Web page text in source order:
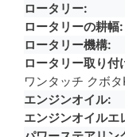
ロータリー
ロータリーの耕幅
ロータリー機構
ロータリー取り付
ワンタッチ クボタ
エンジンオイル
エンジンオイルエ